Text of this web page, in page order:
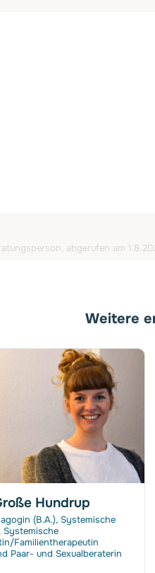
abgerufen am
Weitere
Hundrup
(B.A.), Systemische
Systemische
Familientherapeutin
Paar- und Sexualberaterin